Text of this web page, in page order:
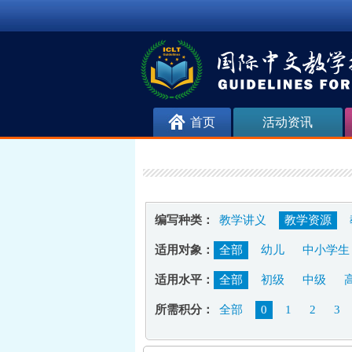
首页 活动资讯
编写种类： 教学讲义 教学资源
适用对象： 全部 幼儿 中小学生
适用水平： 全部 初级 中级
所需积分： 全部 0 1 2 3